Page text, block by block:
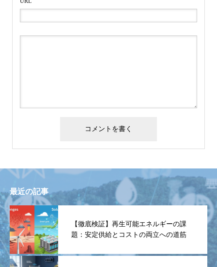
最近の記事
【徹底検証】再生可能エネルギーの課
題：安定供給とコストの両立への道筋